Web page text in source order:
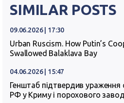
SIMILAR POSTS
09.06.2026 | 17:30
Urban Ruscism. How Putin’s
Swallowed Balaklava Bay
04.06.2026 | 15:47
Генштаб підтвердив
РФ у Криму і порохового